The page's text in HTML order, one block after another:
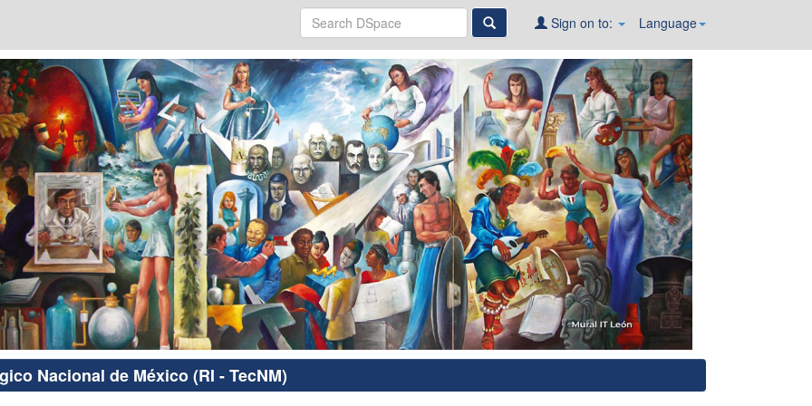
Language
Sign on to:
Nacional de México (RI - TecNM)